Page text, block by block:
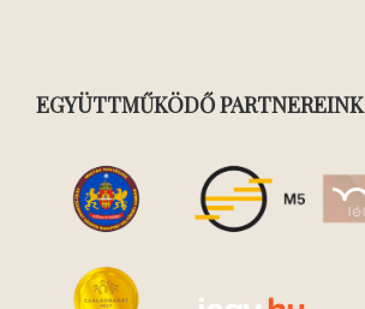
EGYÜTTMŰKÖDŐ PARTNEREINK